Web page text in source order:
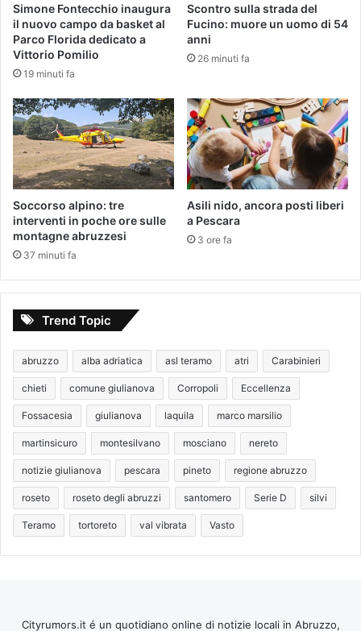
Simone Fontecchio inaugura
il nuovo campo da basket al
Parco Florida dedicato a
Vittorio Pomilio
19 minuti fa
Scontro sulla strada del
Fucino: muore un uomo di 54
anni
26 minuti fa
Soccorso alpino: tre
interventi in poche ore sulle
montagne abruzzesi
37 minuti fa
Asili nido, ancora posti liberi
a Pescara
3 ore fa
Trend Topic
abruzzo alba adriatica asl teramo atri Carabinieri
chieti comune giulianova Corropoli Eccellenza
Fossacesia giulianova laquila marco marsilio
martinsicuro montesilvano mosciano nereto
notizie giulianova pescara pineto regione abruzzo
roseto roseto degli abruzzi santomero Serie D silvi
Teramo tortoreto val vibrata Vasto
Cityrumors.it é un quotidiano online di notizie locali in Abruzzo,